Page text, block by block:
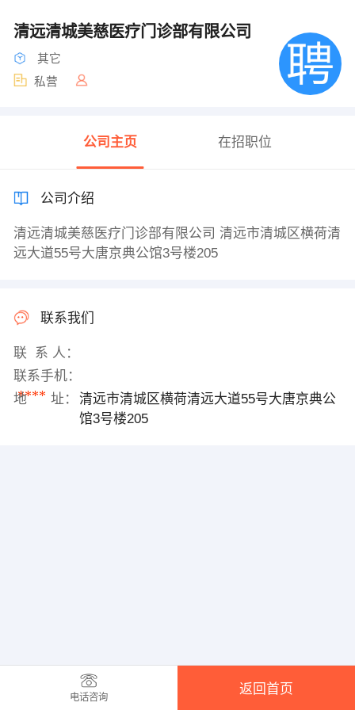
清远清城美慈医疗门诊部有限公司
其它
私营
公司主页 在招职位
公司介绍
清远清城美慈医疗门诊部有限公司 清远市清城区横荷清
远大道55号大唐京典公馆3号楼205
联系我们
联 系 人：
联系手机：
****
地 址：
清远市清城区横荷清远大道55号大唐京典公
馆3号楼205
电话咨询
返回首页